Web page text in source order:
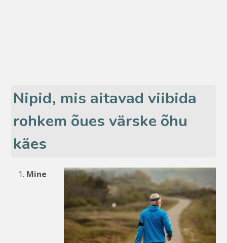
Nipid, mis aitavad viibida
rohkem õues värske õhu
käes
Mine